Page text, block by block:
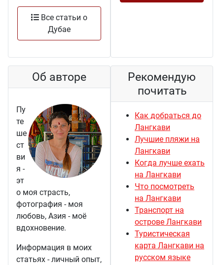
Все статьи о
Дубае
Об авторе
Пу
те
ше
ст
ви
я -
эт
о моя страсть,
фотография - моя
любовь, Азия - моё
вдохновение.
Информация в моих
статьях - личный опыт,
Рекомендую
почитать
Как добраться до
Лангкави
Лучшие пляжи на
Лангкави
Когда лучше ехать
на Лангкави
Что посмотреть
на Лангкави
Транспорт на
острове Лангкави
Туристическая
карта Лангкави на
русском языке